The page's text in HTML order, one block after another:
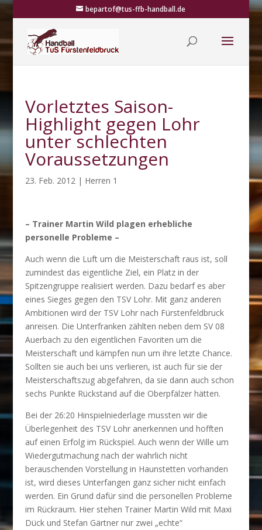
bepartof@tus-ffb-handball.de
Vorletztes Saison-
Highlight gegen Lohr
unter schlechten
Voraussetzungen
23. Feb. 2012| Herren 1
– Trainer Martin Wild plagen erhebliche
personelle Probleme –
Auch wenn die Luft um die Meisterschaft raus ist, soll
zumindest das eigentliche Ziel, ein Platz in der
Spitzengruppe realisiert werden. Dazu bedarf es aber
eines Sieges gegen den TSV Lohr. Mit ganz anderen
Ambitionen wird der TSV Lohr nach Fürstenfeldbruck
anreisen. Die Unterfranken zählten neben dem SV 08
Auerbach zu den eigentlichen Favoriten um die
Meisterschaft und kämpfen nun um ihre letzte Chance.
Sollten sie auch bei uns verlieren, ist auch für sie der
Meisterschaftszug abgefahren, da sie dann auch schon
sechs Punkte Rückstand auf die Oberpfälzer hätten.
Bei der 26:20 Hinspielniederlage mussten wir die
Überlegenheit des TSV Lohr anerkennen und hofften
auf einen Erfolg im Rückspiel. Auch wenn der Wille um
Wiedergutmachung nach der wahrlich nicht
berauschenden Vorstellung in Haunstetten vorhanden
ist, wird dieses Unterfangen ganz sicher nicht einfach
werden. Ein Grund dafür sind die personellen Probleme
im Rückraum. Hier stehen Trainer Martin Wild mit Maxi
Dück und Stefan Gärtner nur zwei „echte“